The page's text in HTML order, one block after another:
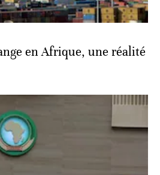
en Afrique, une réalité